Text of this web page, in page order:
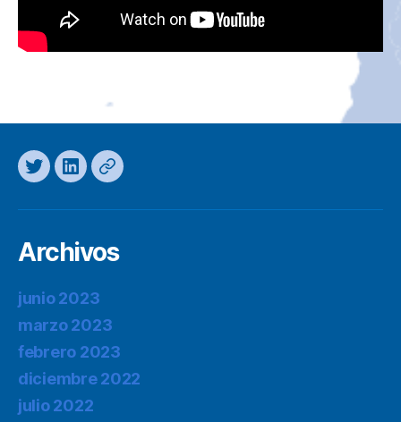
TwitterLinkedInMastodon
Archivos
junio 2023
marzo 2023
febrero 2023
diciembre 2022
julio 2022